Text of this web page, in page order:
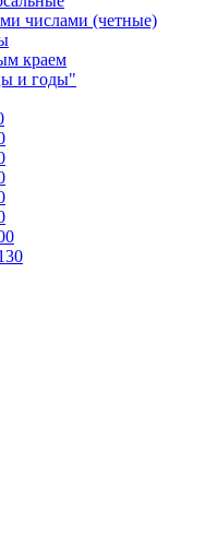
числами (четные)
краем
и годы"